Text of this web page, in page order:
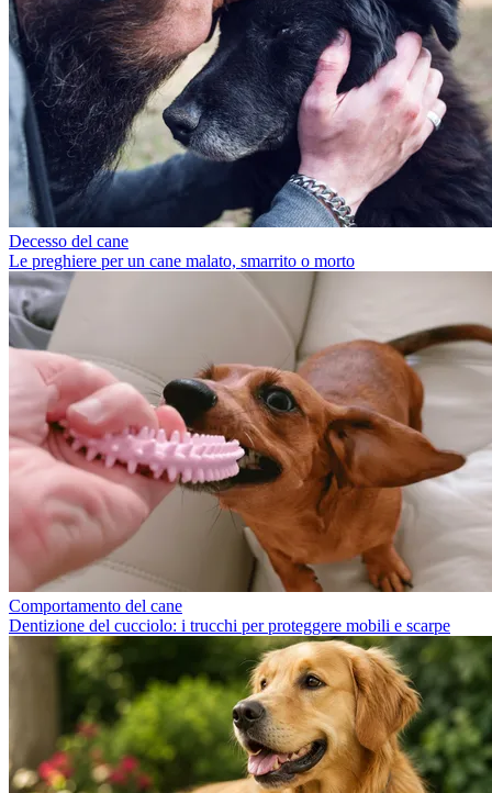
Decesso del cane
Le preghiere per un cane malato, smarrito o morto
Comportamento del cane
Dentizione del cucciolo: i trucchi per proteggere mobili e scarpe